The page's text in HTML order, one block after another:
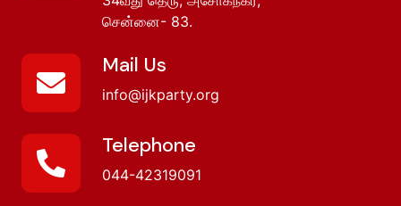
சென்னை- 83.
Mail Us
info@ijkparty.org
Telephone
044-42319091